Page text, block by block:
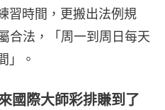
習時間，更搬出法例規
合法，「周一到周日每天
」。
國際大師彩排賺到了